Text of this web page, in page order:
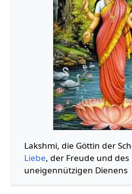
Lakshmi, die Göttin der
Liebe, der Freude und des
uneigennützigen Dienens